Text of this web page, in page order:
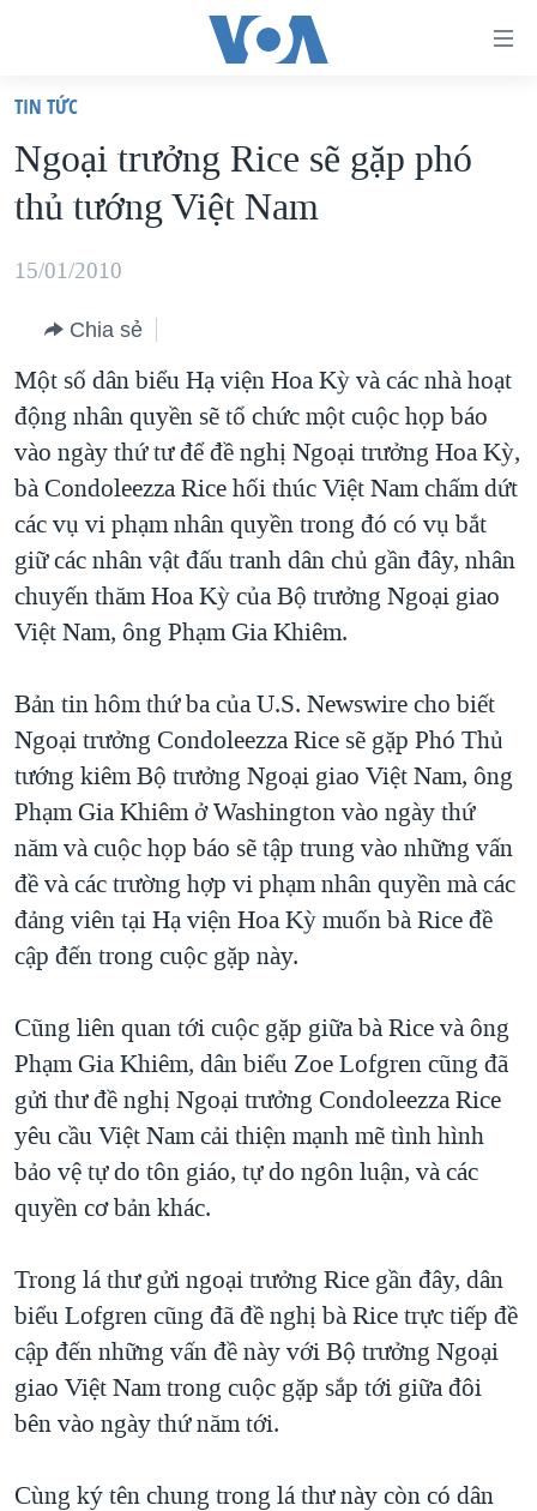
truy
cập
Tới
dung
chính
điều
hướng
chính
Đi
tới
"Tìm"
VIỆT NAM
HOA KỲ
BIỂN ĐÔNG
BLOG
DIỄN ĐÀN
MỤC
TỰ DO BÁO CHÍ
VẠCH TRẦN TIN GIẢ
NGƯỜI VIỆT HẢI NGOẠI
ĐỜI SỐNG
KINH TẾ
KHOA HỌC
SỨC KHOẺ
VĂN HOÁ
THỂ THAO
GIÁO DỤC
CHUYÊN ĐỀ
CHIẾN TRANH THƯƠNG MẠI CỦA MỸ: QUÁ KHỨ VÀ HIỆN
TẠI
HÀNH TRÌNH BẦU CỬ 2024
MỘT NĂM CHIẾN TRANH TẠI DẢI GAZA
NGÀY TỊ NẠN THẾ GIỚI
TRỊNH VĨNH BÌNH - NGƯỜI HẠ 'BÊN THẮNG CUỘC'
GROUND ZERO – XƯA VÀ NAY
CHI PHÍ CHIẾN TRANH AFGHANISTAN
CÁC GIÁ TRỊ CỘNG HÒA Ở VIỆT NAM
THƯỢNG ĐỈNH TRUMP-KIM TẠI VIỆT NAM
TRỊNH VĨNH BÌNH VS. CHÍNH PHỦ VIỆT NAM
NGƯ DÂN VIỆT VÀ LÀN SÓNG TRỘM HẢI SÂM
BÊN KIA QUỐC LỘ: TIẾNG VỌNG TỪ NÔNG THÔN MỸ
QUAN HỆ VIỆT MỸ
HỌC TIẾNG ANH
VIDEO
NGHE
Ngôn ngữ khác
TIN TỨC
Ngoại trưởng Rice sẽ gặp phó
thủ tướng Việt Nam
15/01/2010
Chia sẻ
Một số dân biểu Hạ viện Hoa Kỳ và các nhà hoạt
động nhân quyền sẽ tổ chức một cuộc họp báo
vào ngày thứ tư để đề nghị Ngoại trưởng Hoa Kỳ,
bà Condoleezza Rice hối thúc Việt Nam chấm dứt
các vụ vi phạm nhân quyền trong đó có vụ bắt
giữ các nhân vật đấu tranh dân chủ gần đây, nhân
chuyến thăm Hoa Kỳ của Bộ trưởng Ngoại giao
Việt Nam, ông Phạm Gia Khiêm.
Bản tin hôm thứ ba của U.S. Newswire cho biết
Ngoại trưởng Condoleezza Rice sẽ gặp Phó Thủ
tướng kiêm Bộ trưởng Ngoại giao Việt Nam, ông
Phạm Gia Khiêm ở Washington vào ngày thứ
năm và cuộc họp báo sẽ tập trung vào những vấn
đề và các trường hợp vi phạm nhân quyền mà các
đảng viên tại Hạ viện Hoa Kỳ muốn bà Rice đề
cập đến trong cuộc gặp này.
Cũng liên quan tới cuộc gặp giữa bà Rice và ông
Phạm Gia Khiêm, dân biểu Zoe Lofgren cũng đã
gửi thư đề nghị Ngoại trưởng Condoleezza Rice
yêu cầu Việt Nam cải thiện mạnh mẽ tình hình
bảo vệ tự do tôn giáo, tự do ngôn luận, và các
quyền cơ bản khác.
Trong lá thư gửi ngoại trưởng Rice gần đây, dân
biểu Lofgren cũng đã đề nghị bà Rice trực tiếp đề
cập đến những vấn đề này với Bộ trưởng Ngoại
giao Việt Nam trong cuộc gặp sắp tới giữa đôi
bên vào ngày thứ năm tới.
Cùng ký tên chung trong lá thư này còn có dân